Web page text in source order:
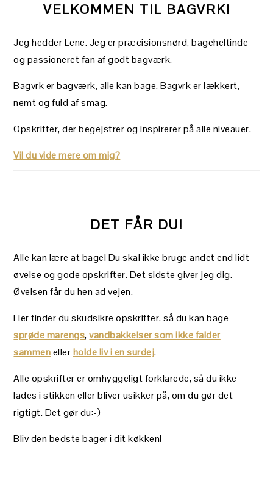
VELKOMMEN TIL BAGVRK!
Jeg hedder Lene. Jeg er præcisionsnørd, bageheltinde
og passioneret fan af godt bagværk.
Bagvrk er bagværk, alle kan bage. Bagvrk er lækkert,
nemt og fuld af smag.
Opskrifter, der begejstrer og inspirerer på alle niveauer.
Vil du vide mere om mig?
DET FÅR DU!
Alle kan lære at bage! Du skal ikke bruge andet end lidt
øvelse og gode opskrifter. Det sidste giver jeg dig.
Øvelsen får du hen ad vejen.
Her finder du skudsikre opskrifter, så du kan bage
sprøde marengs,vandbakkelser som ikke falder
sammenellerholde liv i en surdej.
Alle opskrifter er omhyggeligt forklarede, så du ikke
lades i stikken eller bliver usikker på, om du gør det
rigtigt. Det gør du:-)
Bliv den bedste bager i dit køkken!